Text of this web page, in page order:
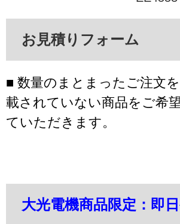
お見積りフォーム
■ 数量のまとまったご注文
載されていない商品をご希
ていただきます。
大光電機商品限定：即